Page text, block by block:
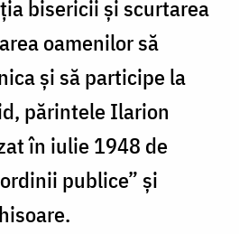
bisericii și scurtarea
oamenilor să
și să participe la
părintele Ilarion
în iulie 1948 de
publice” și